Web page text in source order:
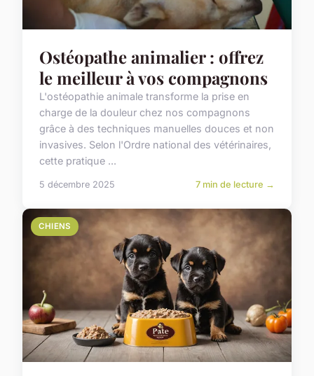
Ostéopathe animalier : offrez
le meilleur à vos compagnons
L'ostéopathie animale transforme la prise en
charge de la douleur chez nos compagnons
grâce à des techniques manuelles douces et non
invasives. Selon l'Ordre national des vétérinaires,
cette pratique ...
5 décembre 2025 7 min de lecture →
CHIENS